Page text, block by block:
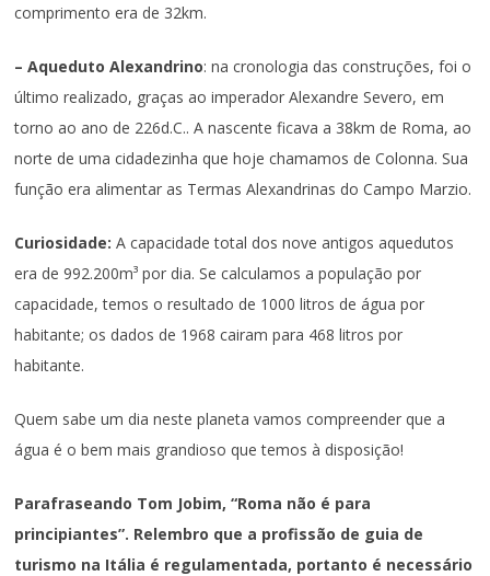
comprimento era de 32km.
– Aqueduto Alexandrino: na cronologia das construções, foi o
último realizado, graças ao imperador Alexandre Severo, em
torno ao ano de 226d.C.. A nascente ficava a 38km de Roma, ao
norte de uma cidadezinha que hoje chamamos de Colonna. Sua
função era alimentar as Termas Alexandrinas do Campo Marzio.
Curiosidade: A capacidade total dos nove antigos aquedutos
era de 992.200m³ por dia. Se calculamos a população por
capacidade, temos o resultado de 1000 litros de água por
habitante; os dados de 1968 cairam para 468 litros por
habitante.
Quem sabe um dia neste planeta vamos compreender que a
água é o bem mais grandioso que temos à disposição!
Parafraseando Tom Jobim, “Roma não é para
principiantes”. Relembro que a profissão de guia de
turismo na Itália é regulamentada, portanto é necessário